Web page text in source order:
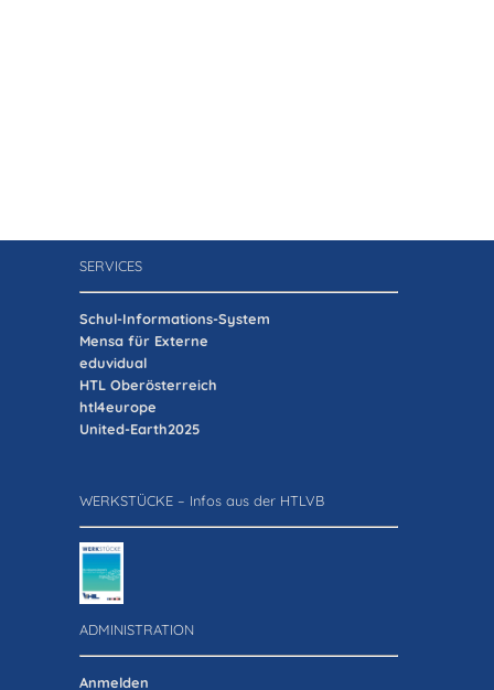
SERVICES
Schul-Informations-System
Mensa für Externe
eduvidual
HTL Oberösterreich
htl4europe
United-Earth2025
WERKSTÜCKE – Infos aus der HTLVB
ADMINISTRATION
Anmelden